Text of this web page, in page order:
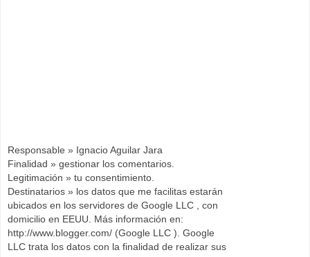
Responsable » Ignacio Aguilar Jara
Finalidad » gestionar los comentarios.
Legitimación » tu consentimiento.
Destinatarios » los datos que me facilitas estarán
ubicados en los servidores de Google LLC , con
domicilio en EEUU. Más información en:
http://www.blogger.com/ (Google LLC ). Google
LLC trata los datos con la finalidad de realizar sus